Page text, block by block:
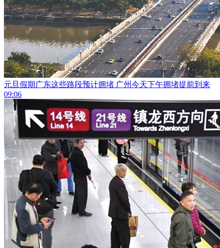
元旦假期广东这些路段预计拥堵 广州今天下午拥堵提前到来
09:06